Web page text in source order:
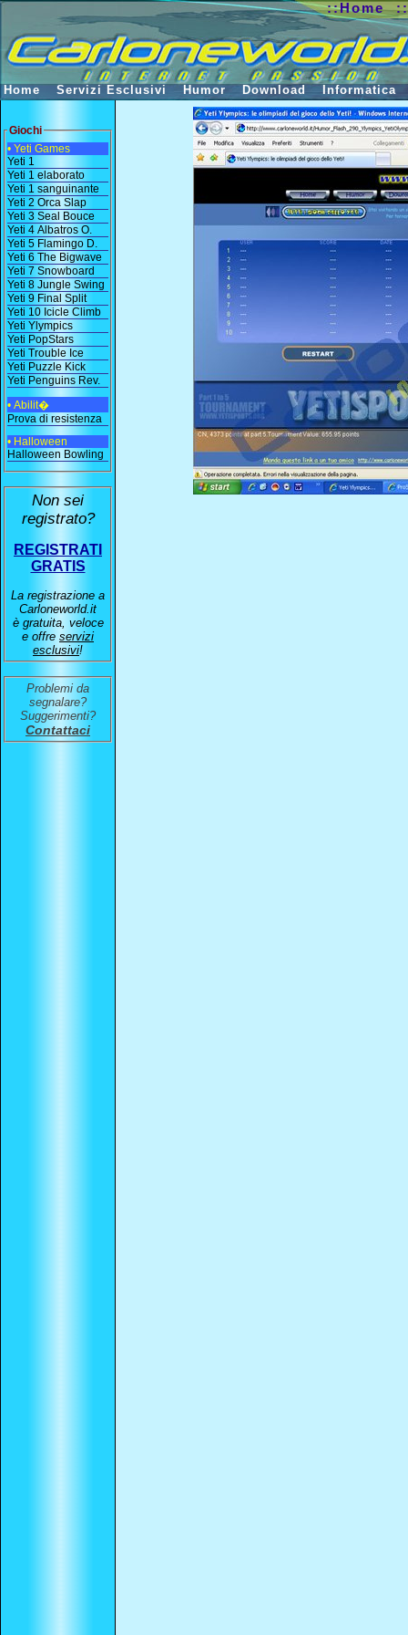
Giochi
• Yeti Games
Yeti 1
Yeti 1 elaborato
Yeti 1 sanguinante
Yeti 2 Orca Slap
Yeti 3 Seal Bouce
Yeti 4 Albatros O.
Yeti 5 Flamingo D.
Yeti 6 The Bigwave
Yeti 7 Snowboard
Yeti 8 Jungle Swing
Yeti 9 Final Split
Yeti 10 Icicle Climb
Yeti Ylympics
Yeti PopStars
Yeti Trouble Ice
Yeti Puzzle Kick
Yeti Penguins Rev.
• Abilit�
Prova di resistenza
• Halloween
Halloween Bowling
Non sei
registrato?
REGISTRATI
GRATIS
La registrazione a
Carloneworld.it
è gratuita, veloce
e offre servizi
esclusivi!
Problemi da
segnalare?
Suggerimenti?
Contattaci
::Home
Home Servizi Esclusivi Humor Download Informatica